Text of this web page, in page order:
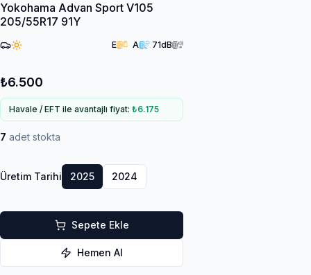
Yokohama Advan Sport V105
205/55R17 91Y
E A 71dB
₺6.500
Havale / EFT ile avantajlı fiyat: ₺6.175
7 adet stokta
Üretim Tarihi 2025 2024
Sepete Ekle
Hemen Al